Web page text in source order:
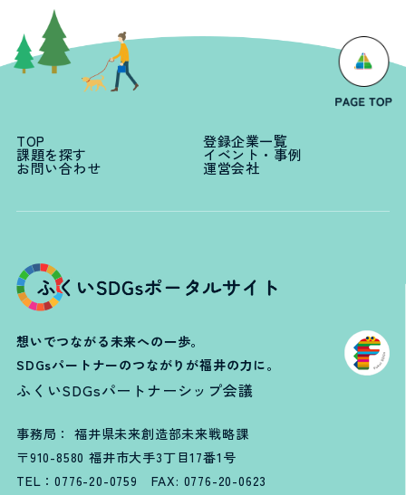
TOP 登録企業一覧
課題を探す イベント・事例
お問い合わせ 運営会社
想いでつながる未来への一歩。
SDGsパートナーのつながりが福井の力に。
ふくいSDGsパートナーシップ会議
事務局： 福井県未来創造部未来戦略課
〒910-8580 福井市大手3丁目17番1号
TEL：0776-20-0759 FAX: 0776-20-0623